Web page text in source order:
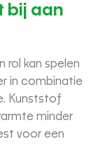
bij aan
rol kan spelen
in combinatie
Kunststof
minder
voor een